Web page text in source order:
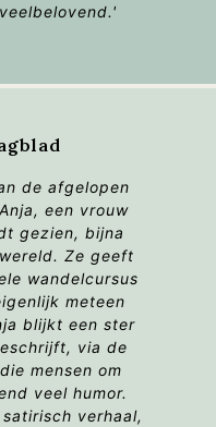
de afgelopen
een vrouw
gezien, bijna
Ze geeft
wandelcursus
meteen
blijkt een ster
via de
mensen om
veel humor.
verhaal,